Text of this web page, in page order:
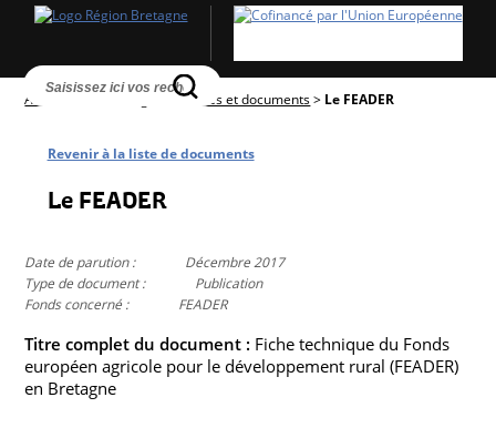
Accueil Textes réglementaires et documents> Le FEADER
Revenir à la liste de documents
Le FEADER
Date de parution :
Décembre 2017
Type de document :
Publication
Fonds concerné :
FEADER
Titre complet du document : Fiche technique du Fonds
européen agricole pour le développement rural (FEADER)
en Bretagne